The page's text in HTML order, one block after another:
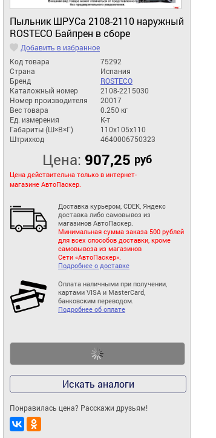
Пыльник ШРУСа 2108-2110 наружный
ROSTECO Байпрен в сборе
Добавить в избранное
Код товара
75292
Страна
Испания
Бренд
ROSTECO
Каталожный номер
2108-2215030
Номер производителя
20017
Вес товара
0.250 кг
Ед. измерения
К-т
Габариты (Ш×В×Г)
110x105x110
Штрихкод
4640006750323
Цена: 907,25 руб
Цена действительна только в интернет-
магазине АвтоПаскер.
Доставка курьером, CDEK, Яндекс
доставка либо самовывоз из
магазинов АвтоПаскер.
Минимальная сумма заказа 500 рублей
для всех способов доставки, кроме
самовывоза из магазинов
Сети «АвтоПаскер».
Подробнее о доставке
Оплата наличными при получении,
картами VISA и MasterCard,
банковским переводом.
Подробнее об оплате
Искать аналоги
Понравилась цена? Расскажи друзьям!